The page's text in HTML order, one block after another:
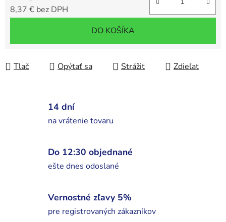
8,37 € bez DPH
DO KOŠÍKA
Tlač Opýtať sa Strážiť Zdieľať
14 dní
na vrátenie tovaru
Do 12:30 objednané
ešte dnes odoslané
Vernostné zľavy 5%
pre registrovaných zákazníkov